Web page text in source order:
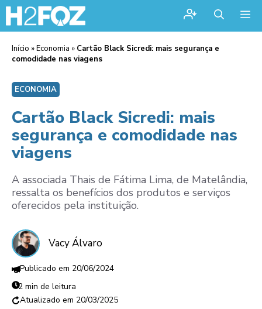
Início »Economia » Cartão Black Sicredi: mais segurança e
comodidade nas viagens
ECONOMIA
Cartão Black Sicredi: mais
segurança e comodidade nas
viagens
A associada Thais de Fátima Lima, de Matelândia,
ressalta os benefícios dos produtos e serviços
oferecidos pela instituição.
Vacy Álvaro
20/06/2024
2 min de leitura
20/03/2025